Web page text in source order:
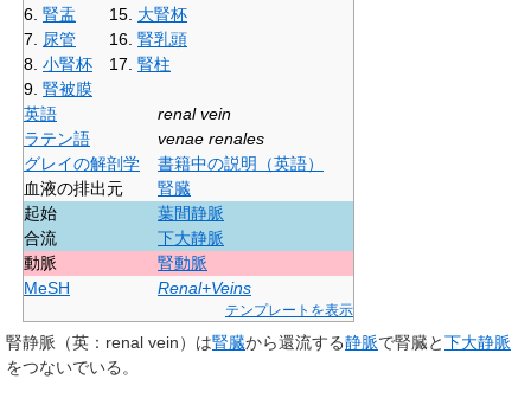
6. 腎盂
7.
尿管
8. 小腎杯
9. 腎被膜
15. 大腎杯
16. 腎乳頭
17. 腎柱
英語
renal vein
ラテン語
venae renales
グレイの解剖学
書籍中の説明（英語）
血液の排出元
腎臓
起始
葉間静脈
合流
下大静脈
動脈
腎動脈
MeSH
Renal+Veins
テンプレートを表示
腎静脈 （英：renal vein）は腎臓から還流する静脈で腎臓と下大静脈
をつないでいる。